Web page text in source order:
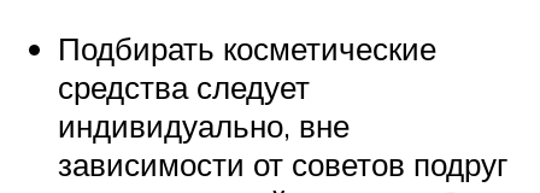
Подбирать косметические
средства следует
индивидуально, вне
зависимости от советов подруг